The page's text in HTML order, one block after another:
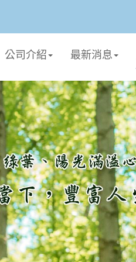
公司介紹 最新消息